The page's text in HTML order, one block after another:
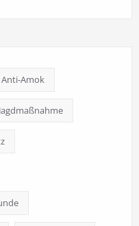
Anti-Amok